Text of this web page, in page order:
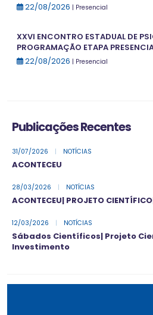
22/08/2026 | Presencial
XXVI ENCONTRO ESTADUAL DE
PROGRAMAÇÃO ETAPA
22/08/2026 | Presencial
Publicações Recentes
31/07/2026 | NOTÍCIAS
ACONTECEU
28/03/2026 | NOTÍCIAS
ACONTECEU| PROJETO
12/03/2026 | NOTÍCIAS
Sábados Científicos| Projeto
Investimento